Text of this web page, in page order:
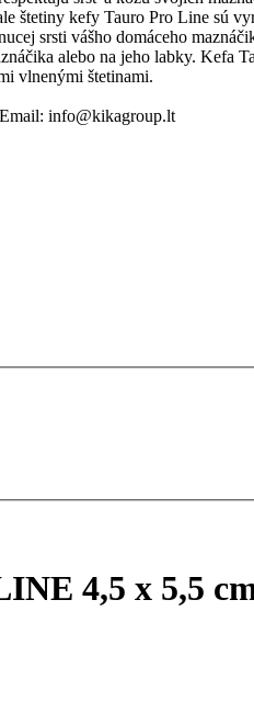
štetiny kefy Tauro Pro Line
srsti vášho domáceho
alebo na jeho labky.
vlnenými štetinami.
info@kikagroup.lt
4,5 x 5,5